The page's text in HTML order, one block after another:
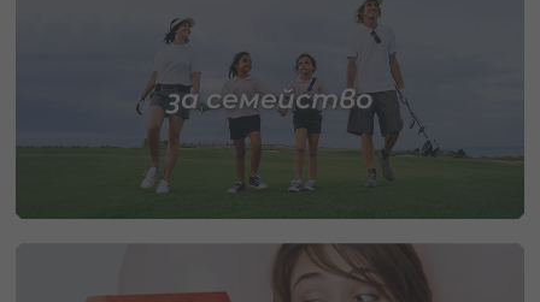
за семейство